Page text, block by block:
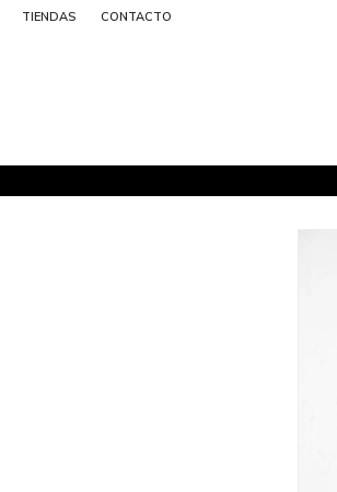
TIENDAS CONTACTO